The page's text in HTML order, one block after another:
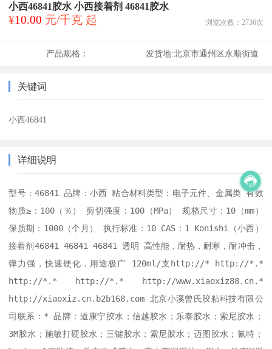
小西46841胶水 小西接着剂 46841胶水
¥10.00 元/千克 起 浏览次数： 2736次
产品规格： 发货地:北京市通州区永顺街道
关键词
小西46841
详细说明
型号：46841 品牌：小西 粘合材料类型：电子元件、金属类 有效
物质≥：100（％） 剪切强度：100（MPa） 规格尺寸：10（mm）
保质期：1000（个月） 执行标准：10 CAS：1 Konishi（小西）
接着剂46841 46841 46841 透明 高性能，耐热，耐寒，耐冲击，
弹力强，快速硬化，用途极广 120ml/支http://* http://*.*
http://*.* http://*.* http://www.xiaoxiz88.cn.*
http://xiaoxiz.cn.b2b168.com 北京小溪曾氏胶粘科技有限公
司联系：* 品牌：道康宁胶水；信越胶水；乐泰胶水；索尼胶水；
3M胶水；施敏打硬胶水；三键胶水；索尼胶水；迈图胶水；氰特；